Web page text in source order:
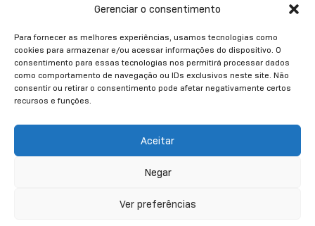
Gerenciar o consentimento
Para fornecer as melhores experiências, usamos tecnologias como
cookies para armazenar e/ou acessar informações do dispositivo. O
consentimento para essas tecnologias nos permitirá processar dados
como comportamento de navegação ou IDs exclusivos neste site. Não
consentir ou retirar o consentimento pode afetar negativamente certos
recursos e funções.
Aceitar
Negar
Ver preferências
Atrativos
Turísticos
Gastronômico
Gastronomia
Hipicas
Notícias Turismo
Parques
Pesqueiros
Termos de Uso
- Copyright & Copyleft © All material in this platform is the